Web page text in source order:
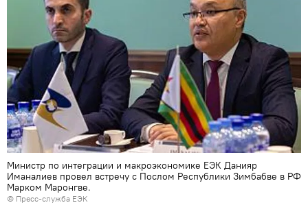
Министр по интеграции и макроэкономике ЕЭК Данияр
Иманалиев провел встречу с Послом Республики Зимбабве в РФ
Марком Маронгве.
© Пресс-служба ЕЭК